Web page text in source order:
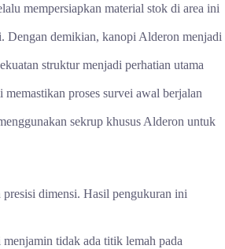
mempersiapkan material stok di area ini
Dengan demikian, kanopi Alderon menjadi
struktur menjadi perhatian utama
proses survei awal berjalan
sekrup khusus Alderon untuk
dimensi. Hasil pengukuran ini
menjamin tidak ada titik lemah pada